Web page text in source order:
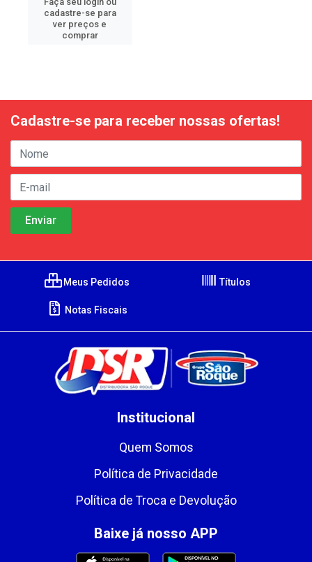
cadastre-se para
ver preços e
comprar
Cadastre-se para receber nossas ofertas!
Meus Pedidos Títulos
Notas Fiscais
Institucional
Quem Somos
Política de Privacidade
Política de Troca e Devolução
Baixe já nosso APP